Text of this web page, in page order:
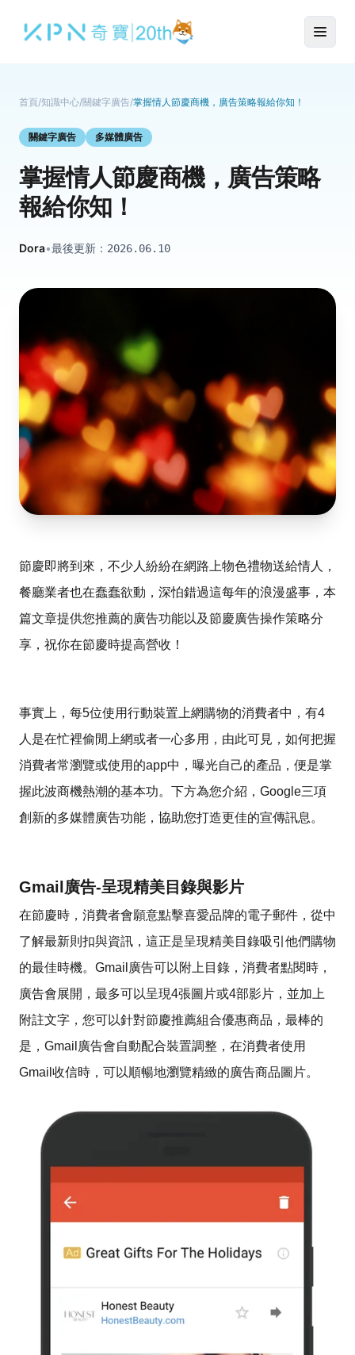
首頁/知識中心/關鍵字廣告/掌握情人節慶商機，廣告策略報給你知！
關鍵字廣告 多媒體廣告
掌握情人節慶商機，廣告策略
報給你知！
Dora•最後更新： 2026.06.10
節慶即將到來，不少人紛紛在網路上物色禮物送給情人，
餐廳業者也在蠢蠢欲動，深怕錯過這每年的浪漫盛事，本
篇文章提供您推薦的廣告功能以及節慶廣告操作策略分
享，祝你在節慶時提高營收！
事實上，每5位使用行動裝置上網購物的消費者中，有4
人是在忙裡偷閒上網或者一心多用，由此可見，如何把握
消費者常瀏覽或使用的app中，曝光自己的產品，便是掌
握此波商機熱潮的基本功。下方為您介紹，Google三項
創新的多媒體廣告功能，協助您打造更佳的宣傳訊息。
Gmail廣告-呈現精美目錄與影片
在節慶時，消費者會願意點擊喜愛品牌的電子郵件，從中
了解最新則扣與資訊，這正是呈現精美目錄吸引他們購物
的最佳時機。Gmail廣告可以附上目錄，消費者點閱時，
廣告會展開，最多可以呈現4張圖片或4部影片，並加上
附註文字，您可以針對節慶推薦組合優惠商品，最棒的
是，Gmail廣告會自動配合裝置調整，在消費者使用
Gmail收信時，可以順暢地瀏覽精緻的廣告商品圖片。